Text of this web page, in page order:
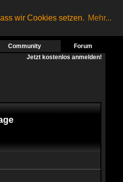
wir Cookies setzen. Mehr...
Community Forum
Jetzt kostenlos anmelden!